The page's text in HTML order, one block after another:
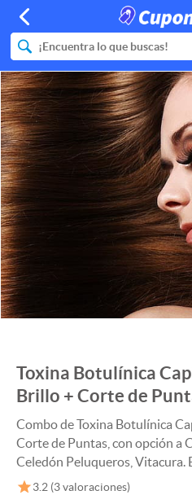
Toxina Botulínica
Brillo + Corte de
Combo de Toxina Botulínica
Corte de Puntas, con opción a
Celedón Peluqueros, Vitacura.
3.2 (3 valoraciones)